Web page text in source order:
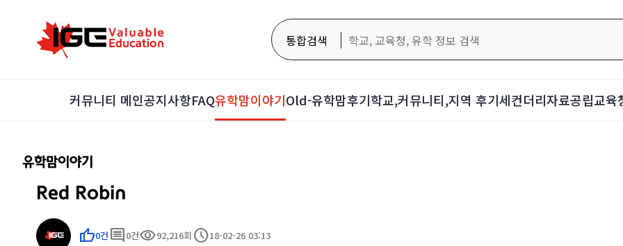
통합검색
커뮤니티 메인공지사항FAQ유학맘이야기Old-유학맘후기학교,커뮤니티,지역 후기세컨더리자료공립교육
유학맘이야기
Red Robin
thumb_up0건 comment 0건visibility92,216회 schedule18-02-26 03:13